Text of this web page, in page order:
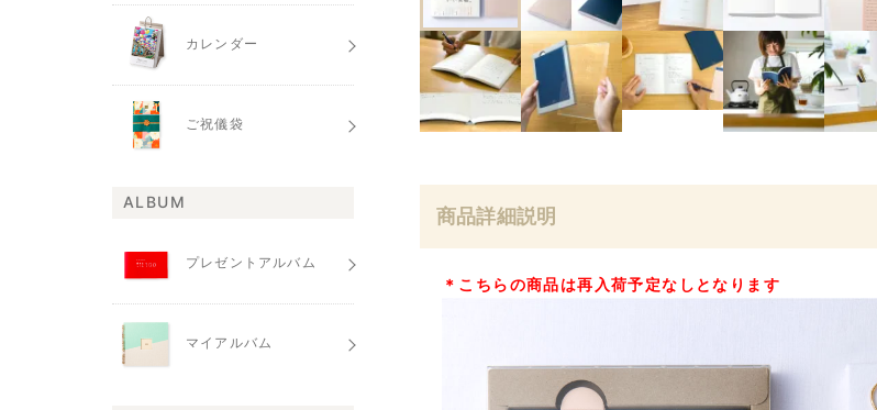
商品詳細説明
＊こちらの商品は再入荷予定なしとなります
カレンダー
ご祝儀袋
ALBUM
プレゼントアルバム
マイアルバム